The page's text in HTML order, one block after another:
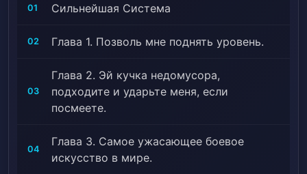
01 Сильнейшая Система
02 Глава 1. Позволь мне поднять уровень.
03
Глава 2. Эй кучка недомусора,
подходите и ударьте меня, если
посмеете.
04
Глава 3. Самое ужасающее боевое
искусство в мире.